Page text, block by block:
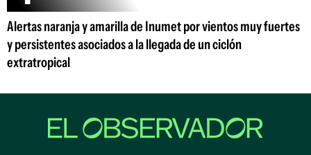
Alertas naranja y amarilla de Inumet por vientos muy fuertes
y persistentes asociados a la llegada de un ciclón
extratropical